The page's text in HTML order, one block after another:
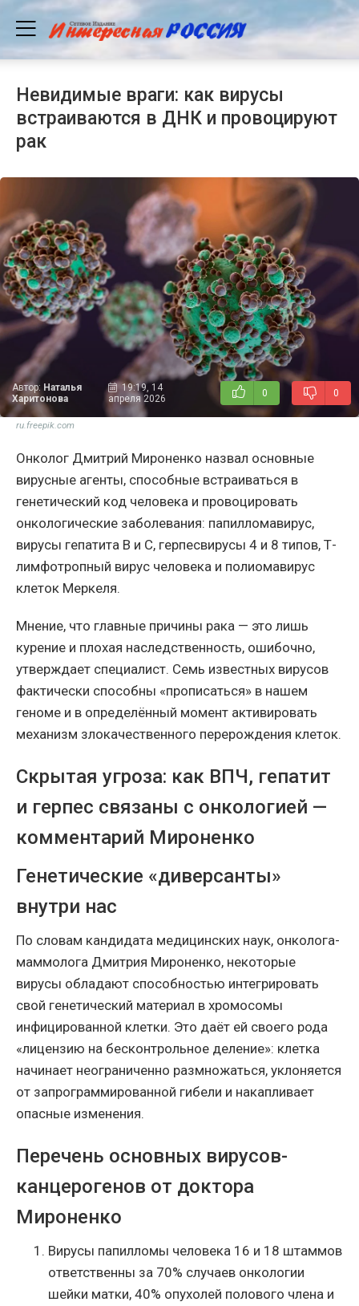
Невидимые враги: как вирусы
встраиваются в ДНК и провоцируют
рак
Автор: Наталья
Харитонова
19:19, 14
апреля 2026
0 0
ru.freepik.com
Онколог Дмитрий Мироненко назвал основные
вирусные агенты, способные встраиваться в
генетический код человека и провоцировать
онкологические заболевания: папилломавирус,
вирусы гепатита B и C, герпесвирусы 4 и 8 типов, Т-
лимфотропный вирус человека и полиомавирус
клеток Меркеля.
Мнение, что главные причины рака — это лишь
курение и плохая наследственность, ошибочно,
утверждает специалист. Семь известных вирусов
фактически способны «прописаться» в нашем
геноме и в определённый момент активировать
механизм злокачественного перерождения клеток.
Скрытая угроза: как ВПЧ, гепатит
и герпес связаны с онкологией —
комментарий Мироненко
Генетические «диверсанты»
внутри нас
По словам кандидата медицинских наук, онколога-
маммолога Дмитрия Мироненко, некоторые
вирусы обладают способностью интегрировать
свой генетический материал в хромосомы
инфицированной клетки. Это даёт ей своего рода
«лицензию на бесконтрольное деление»: клетка
начинает неограниченно размножаться, уклоняется
от запрограммированной гибели и накапливает
опасные изменения.
Перечень основных вирусов-
канцерогенов от доктора
Мироненко
Вирусы папилломы человека 16 и 18 штаммов
ответственны за 70% случаев онкологии
шейки матки, 40% опухолей полового члена и